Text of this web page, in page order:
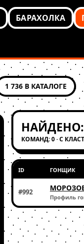
БАРАХОЛКА
1 736 В КАТАЛОГЕ
НАЙДЕНО:
КОМАНД: 0 · С
ID ГОНЩИК
#992
Профиль